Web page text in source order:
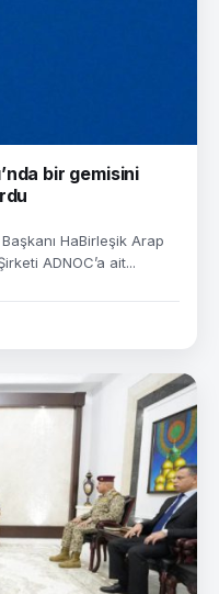
bir gemisini
HaBirleşik Arap
ADNOC’a ait...